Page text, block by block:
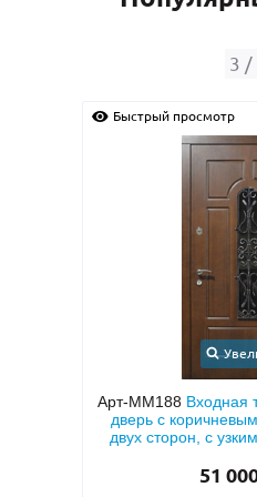
4 /
Быстрый
Арт-
темно-серым